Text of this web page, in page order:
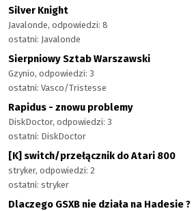
Silver Knight
Javalonde, odpowiedzi: 8
ostatni: Javalonde
Sierpniowy Sztab Warszawski
Gzynio, odpowiedzi: 3
ostatni: Vasco/Tristesse
Rapidus - znowu problemy
DiskDoctor, odpowiedzi: 3
ostatni: DiskDoctor
[K] switch/przełącznik do Atari 800
stryker, odpowiedzi: 2
ostatni: stryker
Dlaczego GSXB nie działa na Hadesie ?